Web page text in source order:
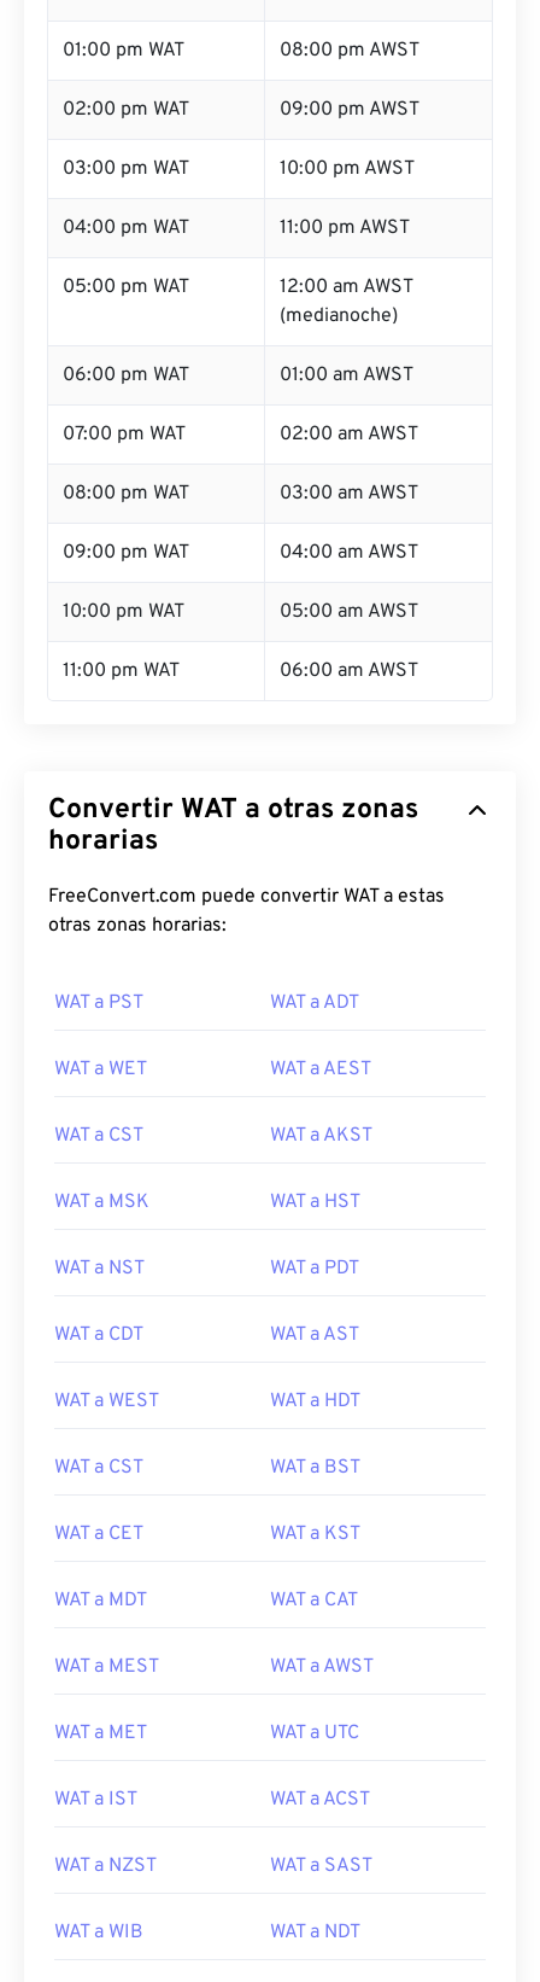
01:00 pm WAT 08:00 pm AWST
02:00 pm WAT 09:00 pm AWST
03:00 pm WAT 10:00 pm AWST
04:00 pm WAT 11:00 pm AWST
05:00 pm WAT
12:00 am AWST
(medianoche)
06:00 pm WAT 01:00 am AWST
07:00 pm WAT 02:00 am AWST
08:00 pm WAT 03:00 am AWST
09:00 pm WAT 04:00 am AWST
10:00 pm WAT 05:00 am AWST
11:00 pm WAT 06:00 am AWST
Convertir WAT a otras zonas
horarias
FreeConvert.com puede convertir WAT a estas
otras zonas horarias:
WAT a PST WAT a ADT
WAT a WET WAT a AEST
WAT a CST WAT a AKST
WAT a MSK WAT a HST
WAT a NST WAT a PDT
WAT a CDT WAT a AST
WAT a WEST WAT a HDT
WAT a CST WAT a BST
WAT a CET WAT a KST
WAT a MDT WAT a CAT
WAT a MEST WAT a AWST
WAT a MET WAT a UTC
WAT a IST WAT a ACST
WAT a NZST WAT a SAST
WAT a WIB WAT a NDT